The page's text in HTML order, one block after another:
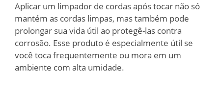
Aplicar um limpador de cordas após tocar não só
mantém as cordas limpas, mas também pode
prolongar sua vida útil ao protegê-las contra
corrosão. Esse produto é especialmente útil se
você toca frequentemente ou mora em um
ambiente com alta umidade.